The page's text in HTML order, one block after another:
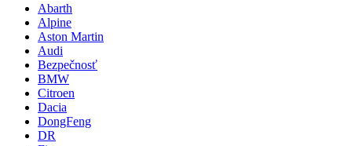
Abarth
Alpine
Aston Martin
Audi
Bezpečnosť
BMW
Citroen
Dacia
DongFeng
DR